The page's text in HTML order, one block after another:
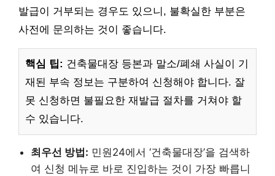
발급이 거부되는 경우도 있으니, 불확실한 부분은
사전에 문의하는 것이 좋습니다.
핵심 팁: 건축물대장 등본과 말소/폐쇄 사실이 기
재된 부속 정보는 구분하여 신청해야 합니다. 잘
못 신청하면 불필요한 재발급 절차를 거쳐야 할
수 있습니다.
최우선 방법: 민원24에서 ‘건축물대장’을 검색하
여 신청 메뉴로 바로 진입하는 것이 가장 빠릅니